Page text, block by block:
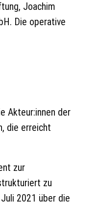
Joachim
Die operative
Akteur:innen der
die erreicht
zur
zu
2021 über die